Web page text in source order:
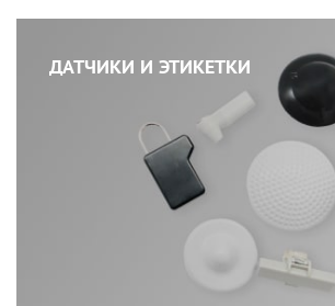
ДАТЧИКИ И ЭТИКЕТКИ